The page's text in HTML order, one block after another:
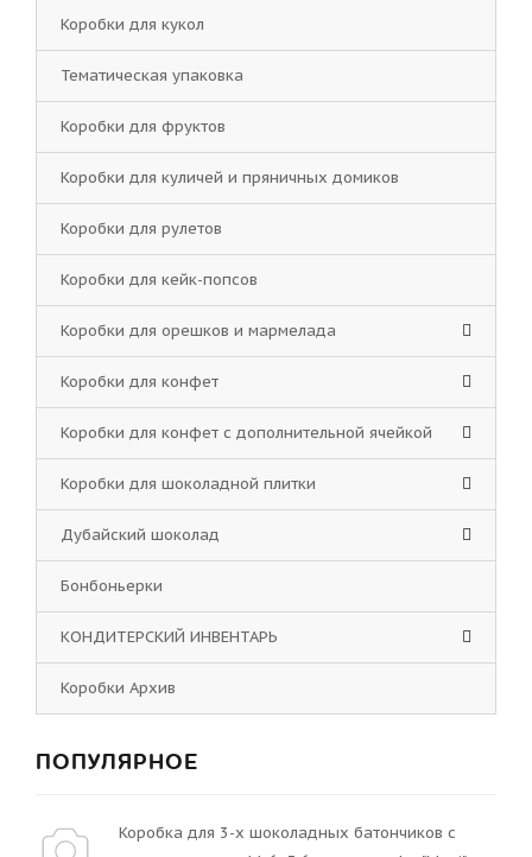
Коробки для кукол
Тематическая упаковка
Коробки для фруктов
Коробки для куличей и пряничных домиков
Коробки для рулетов
Коробки для кейк-попсов
Коробки для орешков и мармелада
Коробки для конфет
Коробки для конфет с дополнительной ячейкой
Коробки для шоколадной плитки
Дубайский шоколад
Бонбоньерки
КОНДИТЕРСКИЙ ИНВЕНТАРЬ
Коробки Архив
ПОПУЛЯРНОЕ
Коробка для 3-х шоколадных батончиков с